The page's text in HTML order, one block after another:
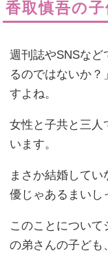
香取慎吾の子
週刊誌やSNSなど
るのではないか
すよね。
女性と子共と三人
います。
まさか結婚して
優じゃあるまいし
このことについ
の弟さんの子ども